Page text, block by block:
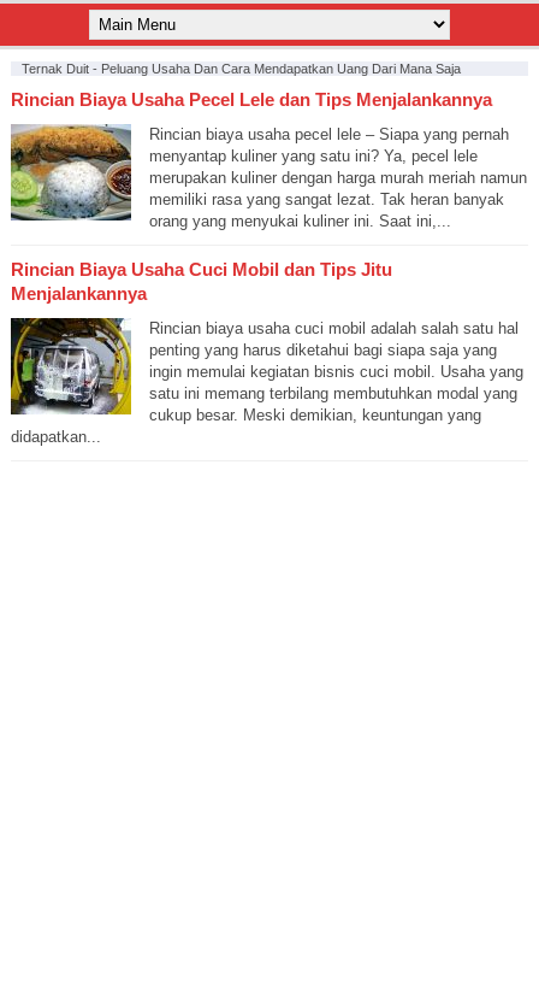
Ternak Duit - Peluang Usaha Dan Cara Mendapatkan Uang Dari Mana Saja
Rincian Biaya Usaha Pecel Lele dan Tips Menjalankannya
Rincian biaya usaha pecel lele – Siapa yang pernah
menyantap kuliner yang satu ini? Ya, pecel lele
merupakan kuliner dengan harga murah meriah namun
memiliki rasa yang sangat lezat. Tak heran banyak
orang yang menyukai kuliner ini. Saat ini,...
Rincian Biaya Usaha Cuci Mobil dan Tips Jitu
Menjalankannya
Rincian biaya usaha cuci mobil adalah salah satu hal
penting yang harus diketahui bagi siapa saja yang
ingin memulai kegiatan bisnis cuci mobil. Usaha yang
satu ini memang terbilang membutuhkan modal yang
cukup besar. Meski demikian, keuntungan yang
didapatkan...